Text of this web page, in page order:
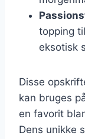
topping
eksotisk
Disse
kan bruges
en favorit
Dens unikke